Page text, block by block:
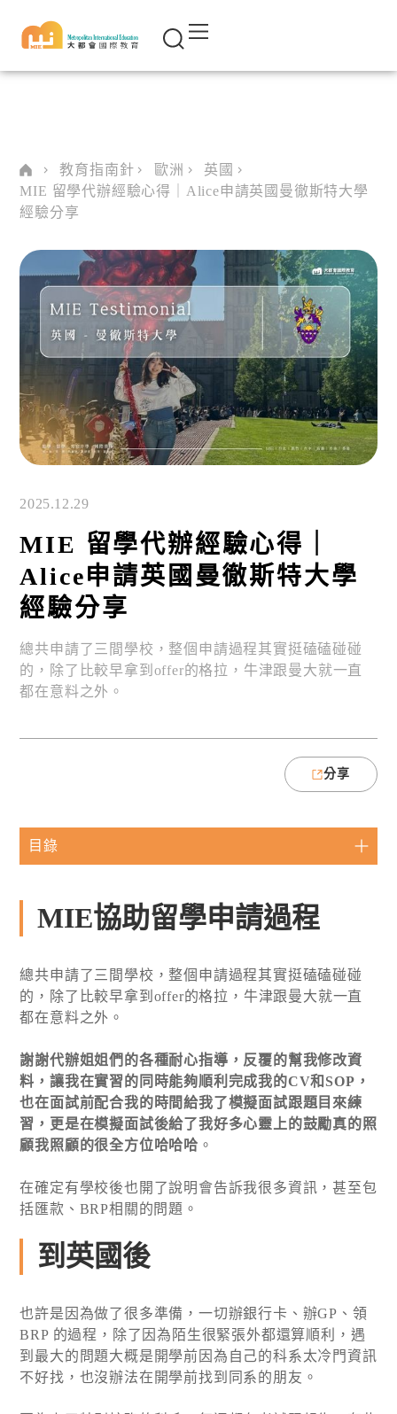
教育指南針 歐洲
英國
MIE 留學代辦經驗心得｜Alice申請英國曼徹斯特大學
經驗分享
2025.12.29
MIE 留學代辦經驗心得｜
Alice申請英國曼徹斯特大學
經驗分享
總共申請了三間學校，整個申請過程其實挺磕磕碰碰
的，除了比較早拿到offer的格拉，牛津跟曼大就一直
都在意料之外。
分享
目錄
MIE協助留學申請過程
總共申請了三間學校，整個申請過程其實挺磕磕碰碰
的，除了比較早拿到offer的格拉，牛津跟曼大就一直
都在意料之外。
謝謝代辦姐姐們的各種耐心指導，反覆的幫我修改資
料，讓我在實習的同時能夠順利完成我的CV和SOP，
也在面試前配合我的時間給我了模擬面試跟題目來練
習，更是在模擬面試後給了我好多心靈上的鼓勵真的照
顧我照顧的很全方位哈哈哈 。
在確定有學校後也開了說明會告訴我很多資訊，甚至包
括匯款、BRP相關的問題。
到英國後
也許是因為做了很多準備，一切辦銀行卡、辦GP、領
BRP 的過程，除了因為陌生很緊張外都還算順利，遇
到最大的問題大概是開學前因為自己的科系太冷門資訊
不好找，也沒辦法在開學前找到同系的朋友。